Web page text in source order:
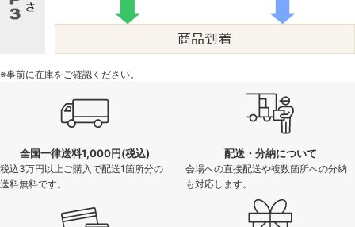
※事前に在庫をご確認ください。
全国一律送料1,000円(税込)
税込3万円以上ご購入で配送1箇所分の
送料無料です。
配送・分納について
会場への直接配送や複数箇所への分納
も対応します。